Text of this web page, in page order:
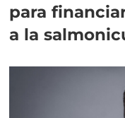
para
a la